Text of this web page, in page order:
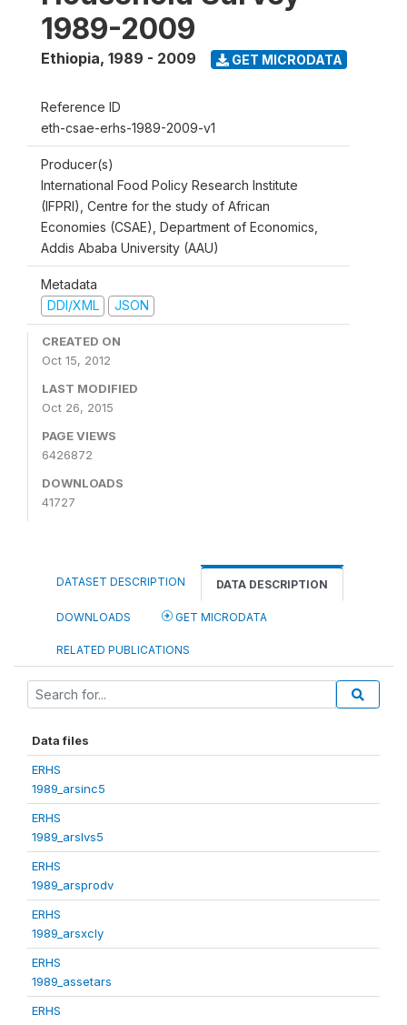
1989-2009
Ethiopia, 1989 - 2009 GET MICRODATA
Reference ID
eth-csae-erhs-1989-2009-v1
Producer(s)
International Food Policy Research Institute
(IFPRI), Centre for the study of African
Economies (CSAE), Department of Economics,
Addis Ababa University (AAU)
Metadata
DDI/XML
JSON
CREATED ON
Oct 15, 2012
LAST MODIFIED
Oct 26, 2015
PAGE VIEWS
6426872
DOWNLOADS
41727
DATASET DESCRIPTION DATA DESCRIPTION
DOWNLOADS GET MICRODATA
RELATED PUBLICATIONS
Data files
ERHS
1989_arsinc5
ERHS
1989_arslvs5
ERHS
1989_arsprodv
ERHS
1989_arsxcly
ERHS
1989_assetars
ERHS